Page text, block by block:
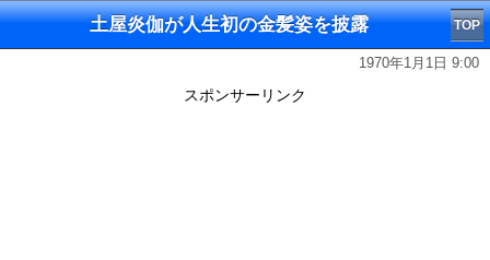
土屋炎伽が人生初の金髪姿を披露 TOP
1970年1月1日 9:00
スポンサーリンク